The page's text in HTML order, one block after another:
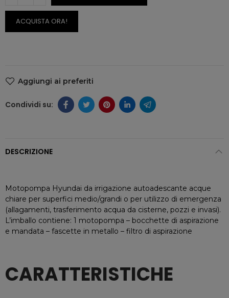
ACQUISTA ORA!
Aggiungi ai preferiti
DESCRIZIONE
Motopompa Hyundai da irrigazione autoadescante acque
chiare per superfici medio/grandi o per utilizzo di emergenza
(allagamenti, trasferimento acqua da cisterne, pozzi e invasi).
L’imballo contiene: 1 motopompa – bocchette di aspirazione
e mandata – fascette in metallo – filtro di aspirazione
CARATTERISTICHE